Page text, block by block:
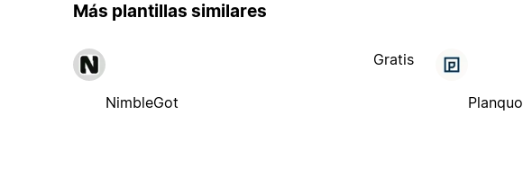
Más plantillas similares
NimbleGot
Gratis
Planquo